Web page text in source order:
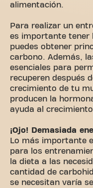
alimentación.
Para realizar un
es importante tener
puedes obtener
carbono. Además,
esenciales para
recuperen después
crecimiento de tu
producen la
ayuda al
¡Ojo! Demasiada
Lo más importante
para los
la dieta a las
cantidad de
se necesitan varía